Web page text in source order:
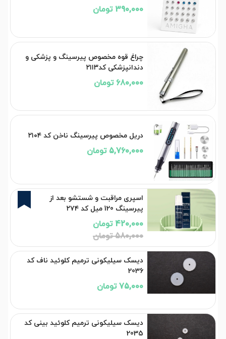
390,000 تومان
چراغ قوه مخصوص پیرسینگ و پزشکی و
دندانپزشکی کد۲۱۱۳
680,000 تومان
دریل مخصوص پیرسینگ ناخن کد ۲۱۰۴
5,760,000 تومان
28%
اسپری مراقبت و شستشو بعد از
پیرسینگ 120 میل کد ۲۷۴
420,000 تومان
580,000 تومان
دیسک سیلیکونی ترمیم کلوئید ناف کد
2036
75,000 تومان
دیسک سیلیکونی ترمیم کلوئید بینی کد
2035